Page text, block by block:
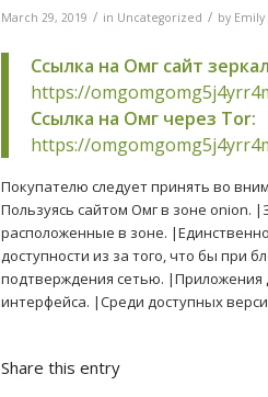
March 29, 2019 / in Uncategorized / by
Ссылка на Омг сайт
https://
Ссылка на Омг через Tor:
https://
Покупателю следует принять во
Пользуясь сайтом Омг в зоне onion.
расположенные в зоне.
доступности из за того, что бы при
подтверждения сетью. |Приложения
интерфейса. |Среди доступных
Share this entry